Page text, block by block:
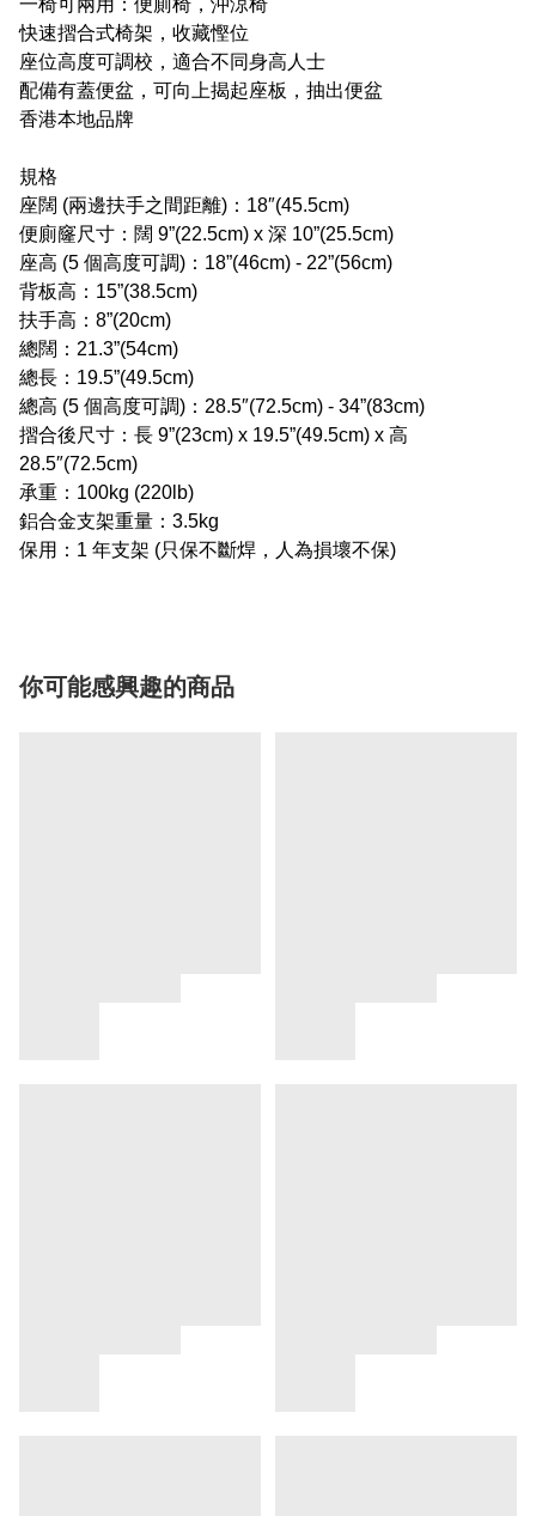
一椅可兩用：便廁椅，沖涼椅
快速摺合式椅架，收藏慳位
座位高度可調校，適合不同身高人士
配備有蓋便盆，可向上揭起座板，抽出便盆
香港本地品牌
規格
座闊 (兩邊扶手之間距離)：18″(45.5cm)
便廁窿尺寸：闊 9”(22.5cm) x 深 10”(25.5cm)
座高 (5 個高度可調)：18”(46cm) - 22”(56cm)
背板高：15”(38.5cm)
扶手高：8”(20cm)
總闊：21.3”(54cm)
總長：19.5”(49.5cm)
總高 (5 個高度可調)：28.5″(72.5cm) - 34”(83cm)
摺合後尺寸：長 9”(23cm) x 19.5”(49.5cm) x 高
28.5″(72.5cm)
承重：100kg (220lb)
鋁合金支架重量：3.5kg
保用：1 年支架 (只保不斷焊，人為損壞不保)
你可能感興趣的商品